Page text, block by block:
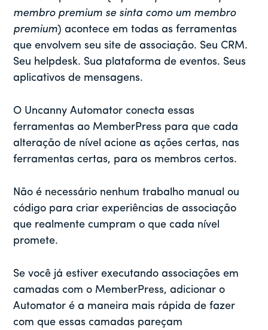
membro premium se sinta como um membro
premium) acontece em todas as ferramentas
que envolvem seu site de associação. Seu CRM.
Seu helpdesk. Sua plataforma de eventos. Seus
aplicativos de mensagens.
O Uncanny Automator conecta essas
ferramentas ao MemberPress para que cada
alteração de nível acione as ações certas, nas
ferramentas certas, para os membros certos.
Não é necessário nenhum trabalho manual ou
código para criar experiências de associação
que realmente cumpram o que cada nível
promete.
Se você já estiver executando associações em
camadas com o MemberPress, adicionar o
Automator é a maneira mais rápida de fazer
com que essas camadas pareçam